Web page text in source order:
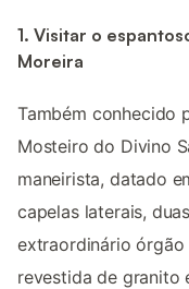
1. Visitar o
Moreira
Também conhecido
Mosteiro do Divino
maneirista, datado
capelas laterais,
extraordinário
revestida de granito